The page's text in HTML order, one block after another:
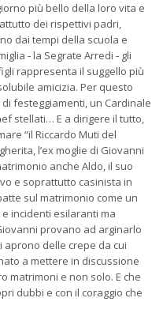
più bello della loro vita e
dei rispettivi padri,
dai tempi della scuola e
‐ la Segrate Arredi ‐ gli
rappresenta il suggello più
amicizia. Per questo
festeggiamenti, un Cardinale
stellati… E a dirigere il tutto,
“il Riccardo Muti del
l’ex moglie di Giovanni
anche Aldo, il suo
e soprattutto casinista in
sul matrimonio come un
incidenti esilaranti ma
provano ad arginarlo
aprono delle crepe da cui
a mettere in discussione
matrimoni e non solo. E che
dubbi e con il coraggio che